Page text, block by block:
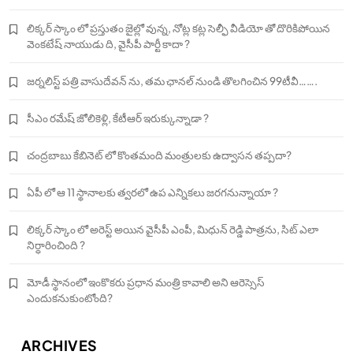
లిక్కర్ స్కాం లో ప్రస్తుతం జైల్లో వున్న, నోట్ల కట్ల సెల్ఫీ వీడియో తో దొరికిపోయిన
వెంకటేష్ నాయుడు ది, వైసీపీ పార్టీ కాదా ?
జర్నలిస్ట్ పత్రి వాసుదేవన్ ను, తమ ఛానల్ నుండి తొలగించిన 99టీవీ…….
సీఎం రమేష్ జోలికెళ్లి, కేటీఆర్ ఇరుక్కున్నాడా ?
చంద్రబాబు కేబినెట్ లో కొంతమంది మంత్రులకు ఉద్వాసన తప్పదా?
ఏపీ లో ఆ 11 స్థానాలకు త్వరలో ఉప ఎన్నికలు జరగనున్నాయా ?
లిక్కర్ స్కాం లో అరెస్ట్ అయిన వైసీపీ ఎంపీ, మిధున్ రెడ్డి పాత్రను, సిట్ ఎలా
నిర్ధారించింది ?
మోడీ స్థానంలో ఇంకొకరు ప్రధాన మంత్రి కావాలి అని ఆరెస్సెస్‌
ఎందుకనుకుంటోంది?
ARCHIVES